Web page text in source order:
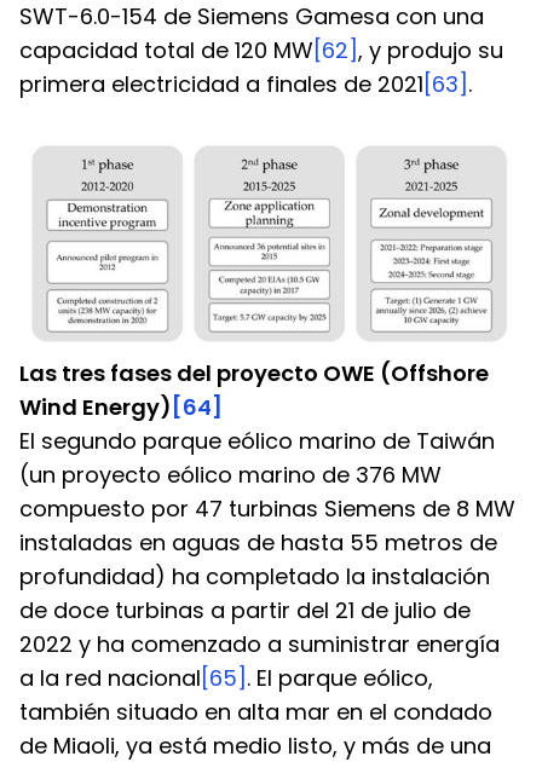
SWT-6.0-154 de Siemens Gamesa con una
capacidad total de 120 MW [62], y produjo su
primera electricidad a finales de 2021 [63] .
Las tres fases del proyecto OWE (Offshore
Wind Energy) [64]
El segundo parque eólico marino de Taiwán
(un proyecto eólico marino de 376 MW
compuesto por 47 turbinas Siemens de 8 MW
instaladas en aguas de hasta 55 metros de
profundidad) ha completado la instalación
de doce turbinas a partir del 21 de julio de
2022 y ha comenzado a suministrar energía
a la red nacional [65] . El parque eólico,
también situado en alta mar en el condado
de Miaoli, ya está medio listo, y más de una